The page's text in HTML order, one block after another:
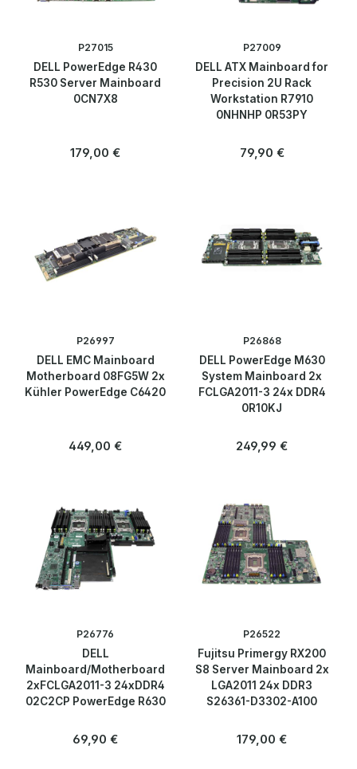
P27015
DELL PowerEdge R430
R530 Server Mainboard
0CN7X8
Regulärer Preis:
179,00 €
P27009
DELL ATX Mainboard for
Precision 2U Rack
Workstation R7910
0NHNHP 0R53PY
Regulärer Preis:
79,90 €
P26997
DELL EMC Mainboard
Motherboard 08FG5W 2x
Kühler PowerEdge C6420
Regulärer Preis:
449,00 €
P26868
DELL PowerEdge M630
System Mainboard 2x
FCLGA2011-3 24x DDR4
0R10KJ
Regulärer Preis:
249,99 €
P26776
DELL
Mainboard/Motherboard
2xFCLGA2011-3 24xDDR4
02C2CP PowerEdge R630
Regulärer Preis:
69,90 €
P26522
Fujitsu Primergy RX200
S8 Server Mainboard 2x
LGA2011 24x DDR3
S26361-D3302-A100
Regulärer Preis:
179,00 €